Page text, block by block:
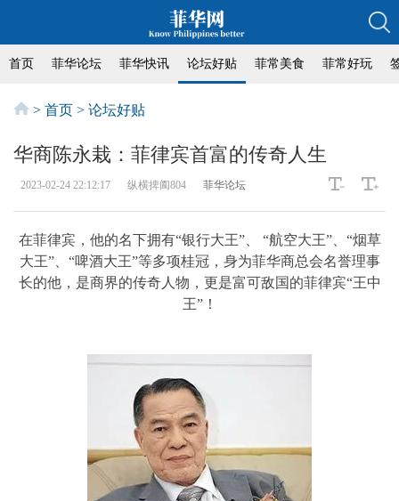
首页 菲华论坛 菲华快讯 论坛好贴 菲常美食 菲常好玩
> 首页 > 论坛好贴
华商陈永栽：菲律宾首富的传奇人生
2023-02-24 22:12:17 纵横捭阖804 菲华论坛
在菲律宾，他的名下拥有“银行大王”、 “航空大王”、“烟草
大王”、“啤酒大王”等多项桂冠，身为菲华商总会名誉理事
长的他，是商界的传奇人物，更是富可敌国的菲律宾“王中
王”！